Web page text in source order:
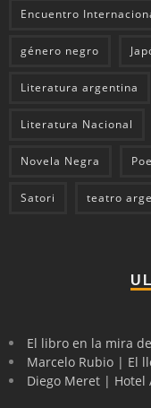
Encuentro
género negro
Literatura argentina
Literatura Nacional
Novela Negra
Satori teatro
El libro en la mira
Marcelo Rubio | El
Diego Meret | Hotel